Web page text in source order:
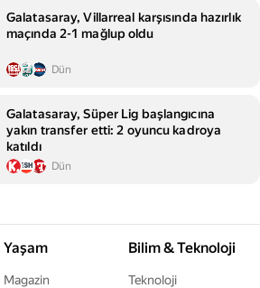
Galatasaray, Villarreal karşısında hazırlık
maçında 2-1 mağlup oldu
Dün
Galatasaray, Süper Lig başlangıcına
yakın transfer etti: 2 oyuncu kadroya
katıldı
Dün
Yaşam
Magazin
Bilim & Teknoloji
Teknoloji